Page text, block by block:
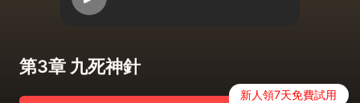
第3章 九死神針
新人領7天免費試用